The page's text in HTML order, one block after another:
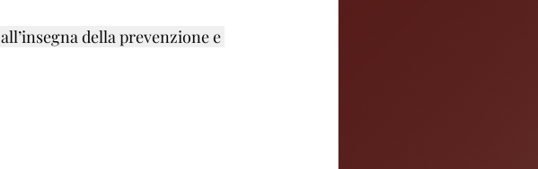
della prevenzione e